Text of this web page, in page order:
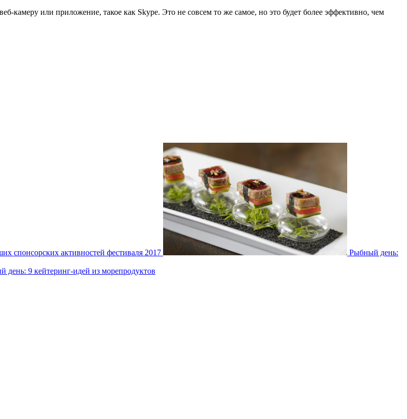
камеру или приложение, такое как Skype. Это не совсем то же самое, но это будет более эффективно, чем
спонсорских активностей фестиваля 2017
Рыбный день:
день: 9 кейтеринг-идей из морепродуктов